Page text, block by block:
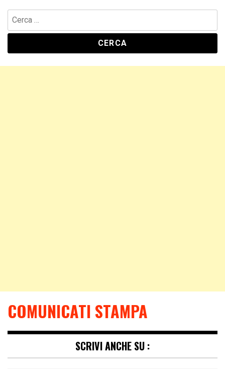
COMUNICATI STAMPA
SCRIVI ANCHE SU :